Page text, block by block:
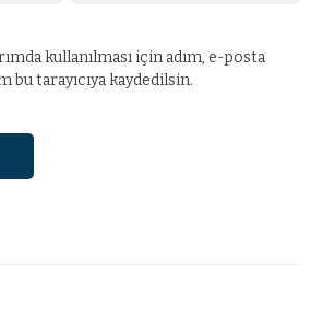
kullanılması için adım, e-posta
bu tarayıcıya kaydedilsin.